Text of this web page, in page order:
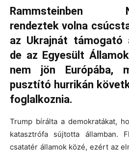
Rammsteinben
rendeztek volna
az Ukrajnát támogató
de az Egyesült
nem jön Európába,
pusztító hurrikán
foglalkoznia.
Trump bírálta a demokratákat,
katasztrófa sújtotta államban.
csatatér államok közé, ezért az